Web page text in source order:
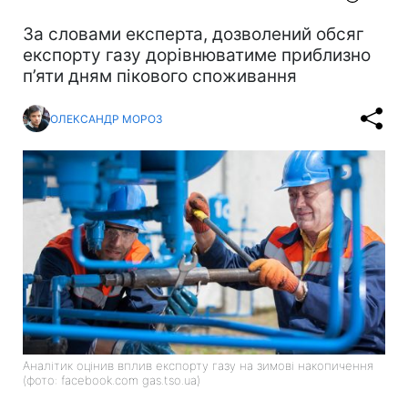
За словами експерта, дозволений обсяг
експорту газу дорівнюватиме приблизно
п’яти дням пікового споживання
ОЛЕКСАНДР МОРОЗ
Аналітик оцінив вплив експорту газу на зимові накопичення
(фото: facebook.com gas.tso.ua)